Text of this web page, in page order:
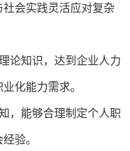
社会实践灵活应对复杂
论知识，达到企业人力
业化能力需求。
，能够合理制定个人职
验。